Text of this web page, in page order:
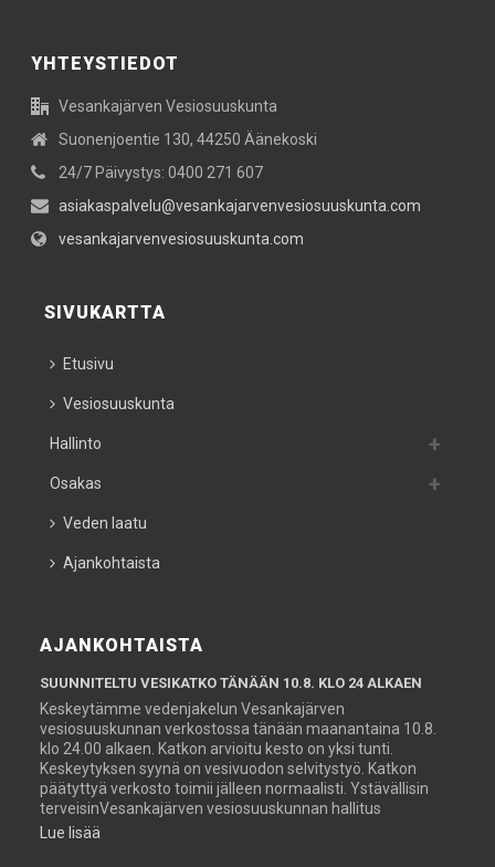
YHTEYSTIEDOT
Vesankajärven Vesiosuuskunta
Suonenjoentie 130, 44250 Äänekoski
24/7 Päivystys: 0400 271 607
asiakaspalvelu@vesankajarvenvesiosuuskunta.com
vesankajarvenvesiosuuskunta.com
SIVUKARTTA
Etusivu
Vesiosuuskunta
Hallinto
Osakas
Veden laatu
Ajankohtaista
AJANKOHTAISTA
SUUNNITELTU VESIKATKO TÄNÄÄN 10.8. KLO 24 ALKAEN
Keskeytämme vedenjakelun Vesankajärven
vesiosuuskunnan verkostossa tänään maanantaina 10.8.
klo 24.00 alkaen. Katkon arvioitu kesto on yksi tunti.
Keskeytyksen syynä on vesivuodon selvitystyö. Katkon
päätyttyä verkosto toimii jälleen normaalisti. Ystävällisin
terveisinVesankajärven vesiosuuskunnan hallitus
Lue lisää